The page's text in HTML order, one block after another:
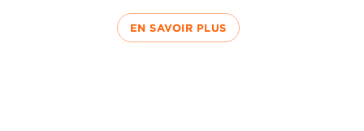
EN SAVOIR PLUS